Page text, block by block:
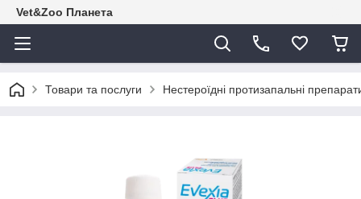
Vet&Zoo Планета
Товари та послуги Нестероїдні протизапальні